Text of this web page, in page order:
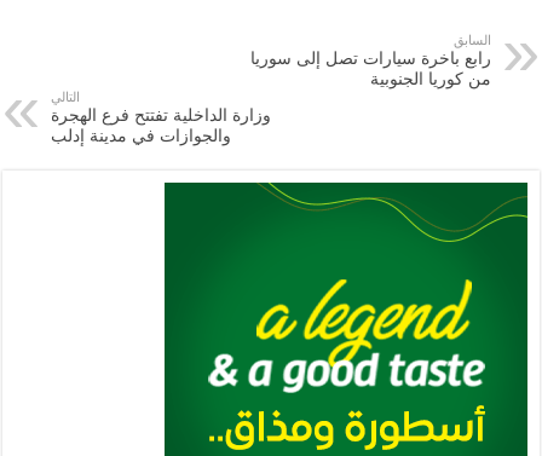
y
Li
k
A
p
السابق
رابع باخرة سيارات تصل إلى سوريا
من كوريا الجنوبية
التالي
وزارة الداخلية تفتتح فرع الهجرة
والجوازات في مدينة إدلب